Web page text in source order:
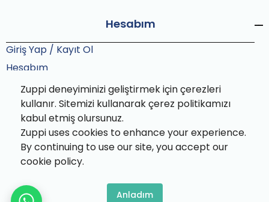
Zuppi deneyiminizi geliştirmek için çerezleri
kullanır. Sitemizi kullanarak çerez politikamızı
kabul etmiş olursunuz.
Zuppi uses cookies to enhance your experience.
By continuing to use our site, you accept our
cookie policy.
Anladım
Hesabım
Giriş Yap / Kayıt Ol
Hesabım
Siparişlerim
Sipariş Takip
Zuppi© 2025 Tüm hakları saklıdır. Bu site Zuppi ekibi
tarafından özenle paketlenmiştir.